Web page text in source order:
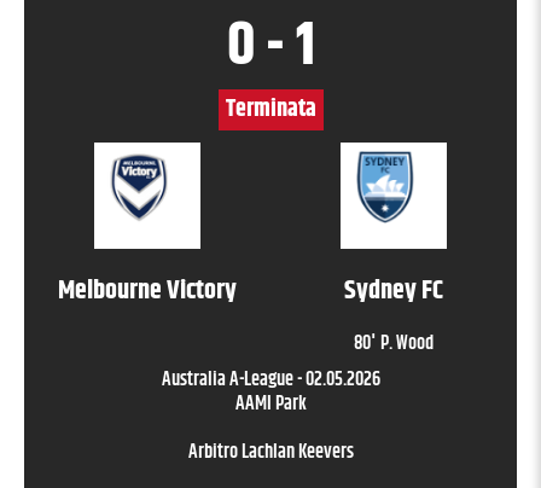
Melbourne Victory Sydney FC
80' P. Wood
0-1
Terminata
Australia A-League-02.05.2026
AAMI Park
ArbitroLachlan Keevers